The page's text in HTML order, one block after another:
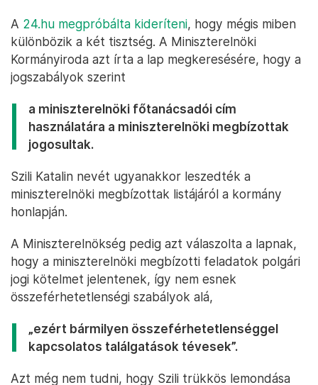
A 24.hu megpróbálta kideríteni, hogy mégis miben
különbözik a két tisztség. A Miniszterelnöki
Kormányiroda azt írta a lap megkeresésére, hogy a
jogszabályok szerint
a miniszterelnöki főtanácsadói cím
használatára a miniszterelnöki megbízottak
jogosultak.
Szili Katalin nevét ugyanakkor leszedték a
miniszterelnöki megbízottak listájáról a kormány
honlapján.
A Miniszterelnökség pedig azt válaszolta a lapnak,
hogy a miniszterelnöki megbízotti feladatok polgári
jogi kötelmet jelentenek, így nem esnek
összeférhetetlenségi szabályok alá,
„ezért bármilyen összeférhetetlenséggel
kapcsolatos találgatások tévesek”.
Azt még nem tudni, hogy Szili trükkös lemondása